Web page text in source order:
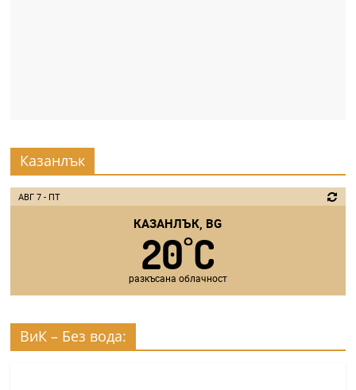
Казанлък
АВГ 7 - ПТ
КАЗАНЛЪК, BG
20°C
разкъсана облачност
ВиК – Без вода: